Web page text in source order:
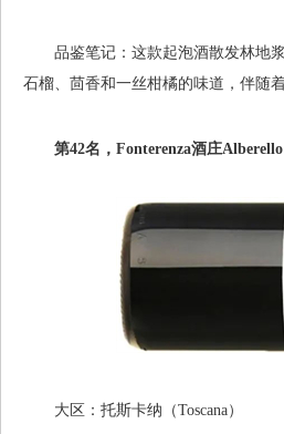
品鉴笔记：这款起泡酒散发林地浆
石榴、茴香和一丝柑橘的味道，伴随
第42名，Fonterenza酒庄Alberello
大区：托斯卡纳（Toscana）